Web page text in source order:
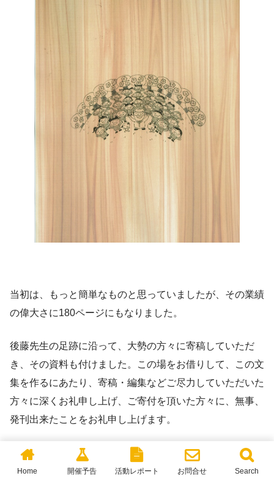
当初は、もっと簡単なものと思っていましたが、その業績
の偉大さに180ページにもなりました。
後藤先生の足跡に沿って、大勢の方々に寄稿していただ
き、その資料も付けました。この場をお借りして、この文
集を作るにあたり、寄稿・編集などご尽力していただいた
方々に深くお礼申し上げ、ご寄付を頂いた方々に、無事、
発刊出来たことをお礼申し上げます。
今回400部印刷いたしました。再版の予定はありません。
Home 開催予告 活動レポート お問合せ Search